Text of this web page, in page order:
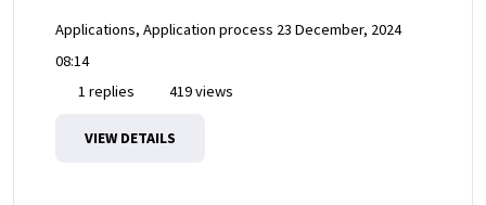
Applications, Application process 23 December, 2024
08:14
1 replies
419 views
VIEW DETAILS